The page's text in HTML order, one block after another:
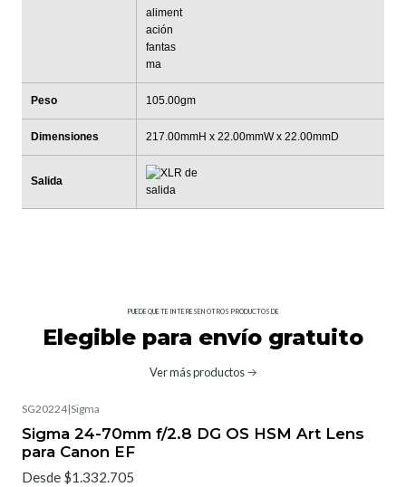
Peso 105.00gm
Dimensiones 217.00mmH x 22.00mmW x 22.00mmD
Salida
PUEDE QUE TE INTERESEN OTROS PRODUCTOS DE
Elegible para envío gratuito
Ver más productos
SG20224|Sigma
Sigma 24-70mm f/2.8 DG OS HSM Art Lens
para Canon EF
Desde $1.332.705